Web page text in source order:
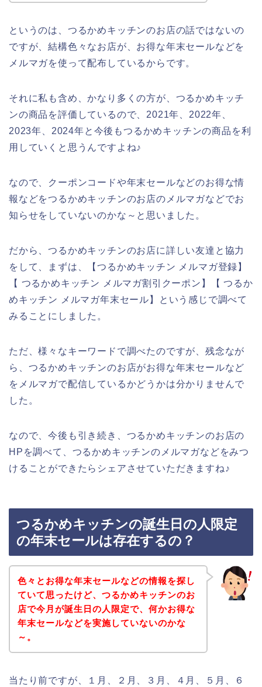
というのは、つるかめキッチンのお店の話ではないの
ですが、結構色々なお店が、お得な年末セールなどを
メルマガを使って配布しているからです。
それに私も含め、かなり多くの方が、つるかめキッチ
ンの商品を評価しているので、2021年、2022年、
2023年、2024年と今後もつるかめキッチンの商品を利
用していくと思うんですよね♪
なので、クーポンコードや年末セールなどのお得な情
報などをつるかめキッチンのお店のメルマガなどでお
知らせをしていないのかな～と思いました。
だから、つるかめキッチンのお店に詳しい友達と協力
をして、まずは、【つるかめキッチン メルマガ登録】
【 つるかめキッチン メルマガ割引クーポン】【 つるか
めキッチン メルマガ年末セール】という感じで調べて
みることにしました。
ただ、様々なキーワードで調べたのですが、残念なが
ら、つるかめキッチンのお店がお得な年末セールなど
をメルマガで配信しているかどうかは分かりませんで
した。
なので、今後も引き続き、つるかめキッチンのお店の
HPを調べて、つるかめキッチンのメルマガなどをみつ
けることができたらシェアさせていただきますね♪
つるかめキッチンの誕生日の人限定
の年末セールは存在するの？
色々とお得な年末セールなどの情報を探し
ていて思ったけど、つるかめキッチンのお
店で今月が誕生日の人限定で、何かお得な
年末セールなどを実施していないのかな
～。
当たり前ですが、１月、２月、３月、４月、５月、６